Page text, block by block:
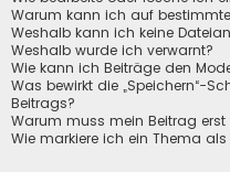
Warum kann ich auf
Weshalb kann ich keine
Weshalb wurde ich verwarnt?
Wie kann ich Beiträge den
Was bewirkt die „Speichern“-
Beitrags?
Warum muss mein Beitrag erst
Wie markiere ich ein Thema als